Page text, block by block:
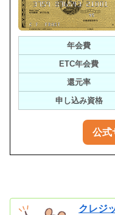
年会費
ETC年会費
還元率
申し込み資格
公式
クレジ